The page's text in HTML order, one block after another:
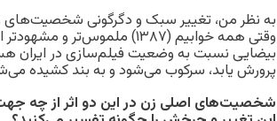
وقتی همه خوابیم (۱۳۸۷)
بیضایی نسبت به وضعیت فیلم‌سازی در ایران
پرورش یابد، سرکوب می‌شود و به بند کشیده
شخصیت‌های اصلی زن در این دو اثر از چه